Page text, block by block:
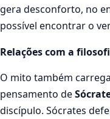
gera desconforto, no
possível encontrar o
Relações com a
O mito também
pensamento de
discípulo. Sócrates